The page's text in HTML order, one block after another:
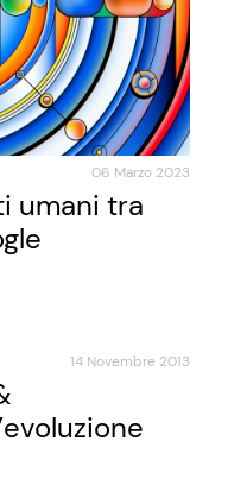
06 Marzo 2023
umani tra
14 Novembre 2013